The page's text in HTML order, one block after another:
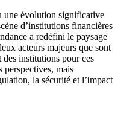
une évolution significative
d’institutions financières
a redéfini le paysage
acteurs majeurs que sont
institutions pour ces
perspectives, mais
la sécurité et l’impact